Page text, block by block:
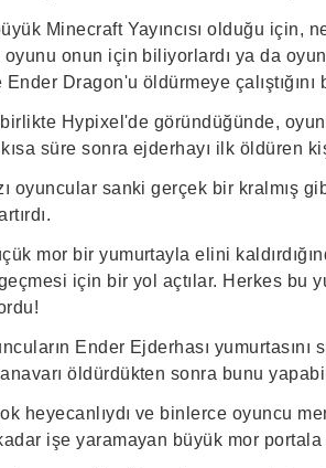
Minecraft Yayıncısı olduğu
onun için biliyorlardı ya da
Dragon'u öldürmeye çalıştığını
Hypixel'de göründüğünde,
kısa süre sonra ejderhayı ilk öldüren
oyuncular sanki gerçek bir kralmış
mor bir yumurtayla elini
için bir yol açtılar. Herkes bu
Ender Ejderhası
öldürdükten sonra bunu
heyecanlıydı ve binlerce oyuncu
işe yaramayan büyük mor portala